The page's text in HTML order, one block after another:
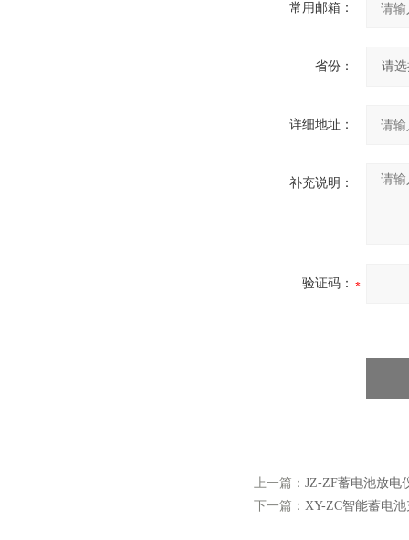
常用邮箱：
省份：
详细地址：
补充说明：
验证码：
上一篇： JZ-ZF蓄电池放电
下一篇： XY-ZC智能蓄电